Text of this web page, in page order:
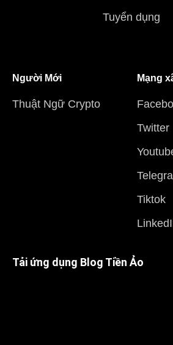
Tuyển dụng
Người Mới
Thuật Ngữ Crypto
Mạng
Twitter
Tiktok
Tải ứng dụng Blog Tiền Ảo